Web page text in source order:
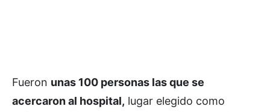
Fueron unas 100 personas las que se
acercaron al hospital, lugar elegido como